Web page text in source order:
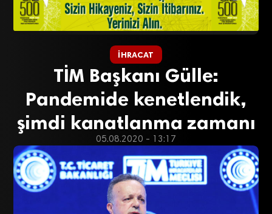
İHRACAT
TİM Başkanı Gülle:
Pandemide kenetlendik,
şimdi kanatlanma zamanı
05.08.2020 - 13:17